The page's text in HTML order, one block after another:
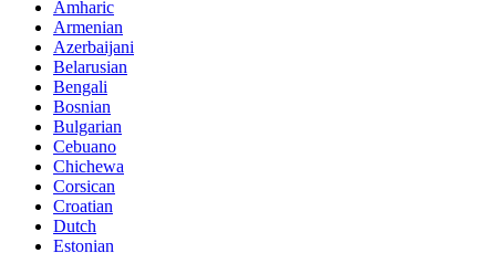
Amharic
Armenian
Azerbaijani
Belarusian
Bengali
Bosnian
Bulgarian
Cebuano
Chichewa
Corsican
Croatian
Dutch
Estonian